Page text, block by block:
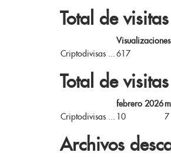
Total de visitas
Visualizaciones
Criptodivisas ...617
Total de
febrero 2026
Criptodivisas ... 10 7
Archivos